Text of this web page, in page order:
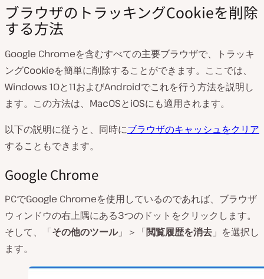
ブラウザのトラッキングCookieを削除
する方法
Google Chromeを含むすべての主要ブラウザで、トラッキ
ングCookieを簡単に削除することができます。ここでは、
Windows 10と11およびAndroidでこれを行う方法を説明し
ます。この方法は、MacOSとiOSにも適用されます。
以下の説明に従うと、同時にブラウザのキャッシュをクリア
することもできます。
Google Chrome
PCでGoogle Chromeを使用しているのであれば、ブラウザ
ウィンドウの右上隅にある3つのドットをクリックします。
そして、「その他のツール」＞「閲覧履歴を消去 」を選択し
ます。